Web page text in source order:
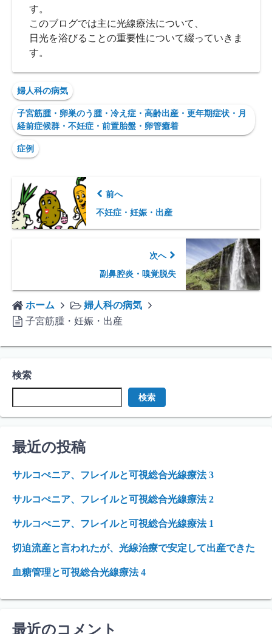
す。
このブログでは主に光線療法について、
日光を浴びることの重要性について綴っていきま
す。
婦人科の病気
子宮筋腫・卵巣のう腫・冷え症・高齢出産・更年期症状・月
経前症候群・不妊症・前置胎盤・卵管癒着
症例
前へ
不妊症・妊娠・出産
次へ
副鼻腔炎・嗅覚脱失
ホーム
婦人科の病気
子宮筋腫・妊娠・出産
検索
検索
最近の投稿
サルコぺニア、フレイルと可視総合光線療法 3
サルコぺニア、フレイルと可視総合光線療法 2
サルコぺニア、フレイルと可視総合光線療法 1
切迫流産と言われたが、光線治療で安定して出産できた
血糖管理と可視総合光線療法 4
最近のコメント